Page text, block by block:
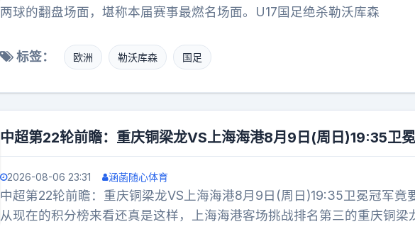
两球的翻盘场面，堪称本届赛事最燃名场面。U17国足绝杀勒沃库森
标签： 欧洲 勒沃库森 国足
中超第22轮前瞻：重庆铜梁龙VS上海海港8月9日(周日)19:35卫
2026-08-06 23:31 涵菡随心体育
中超第22轮前瞻：重庆铜梁龙VS上海海港8月9日(周日)19:35卫冕冠军竟
从现在的积分榜来看还真是这样，上海海港客场挑战排名第三的重庆铜梁